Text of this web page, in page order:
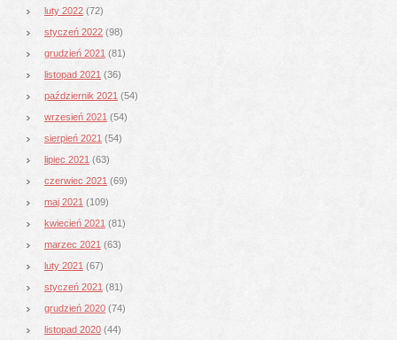
luty 2022 (72)
styczeń 2022 (98)
grudzień 2021 (81)
listopad 2021 (36)
październik 2021 (54)
wrzesień 2021 (54)
sierpień 2021 (54)
lipiec 2021 (63)
czerwiec 2021 (69)
maj 2021 (109)
kwiecień 2021 (81)
marzec 2021 (63)
luty 2021 (67)
styczeń 2021 (81)
grudzień 2020 (74)
listopad 2020 (44)